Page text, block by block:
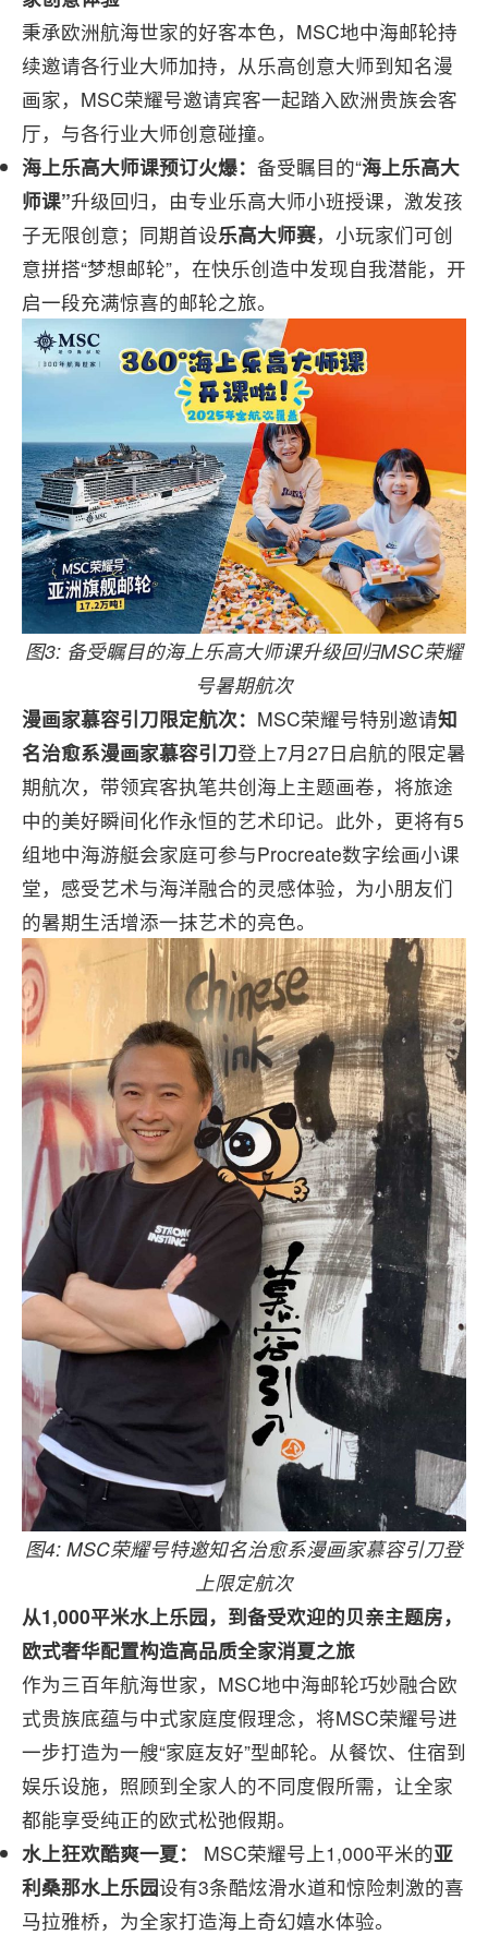
秉承欧洲航海世家的好客本色，MSC地中海邮轮持
续邀请各行业大师加持，从乐高创意大师到知名漫
画家，MSC荣耀号邀请宾客一起踏入欧洲贵族会客
厅，与各行业大师创意碰撞。
海上乐高大师课预订火爆： 备受瞩目的“海上乐高大
师课”升级回归，由专业乐高大师小班授课，激发孩
子无限创意；同期首设乐高大师赛，小玩家们可创
意拼搭“梦想邮轮”，在快乐创造中发现自我潜能，开
启一段充满惊喜的邮轮之旅。
图3: 备受瞩目的海上乐高大师课升级回归MSC荣耀
号暑期航次
漫画家慕容引刀限定航次： MSC荣耀号特别邀请知
名治愈系漫画家慕容引刀登上7月27日启航的限定暑
期航次，带领宾客执笔共创海上主题画卷，将旅途
中的美好瞬间化作永恒的艺术印记。此外，更将有5
组地中海游艇会家庭可参与Procreate数字绘画小课
堂，感受艺术与海洋融合的灵感体验，为小朋友们
的暑期生活增添一抹艺术的亮色。
图4: MSC荣耀号特邀知名治愈系漫画家慕容引刀登
上限定航次
从1,000平米水上乐园，到备受欢迎的贝亲主题房，
欧式奢华配置构造高品质全家消夏之旅
作为三百年航海世家，MSC地中海邮轮巧妙融合欧
式贵族底蕴与中式家庭度假理念，将MSC荣耀号进
一步打造为一艘“家庭友好”型邮轮。从餐饮、住宿到
娱乐设施，照顾到全家人的不同度假所需，让全家
都能享受纯正的欧式松弛假期。
水上狂欢酷爽一夏： MSC荣耀号上1,000平米的亚
利桑那水上乐园设有3条酷炫滑水道和惊险刺激的喜
马拉雅桥，为全家打造海上奇幻嬉水体验。